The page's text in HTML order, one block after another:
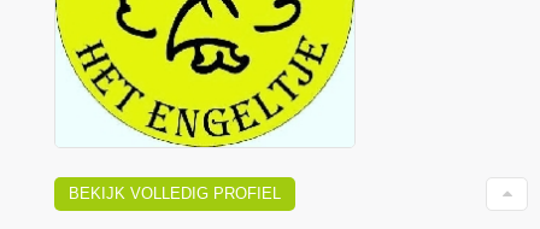
BEKIJK VOLLEDIG PROFIEL